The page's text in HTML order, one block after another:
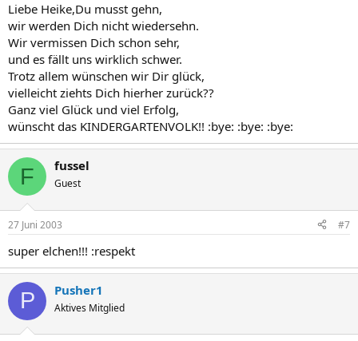
Liebe Heike,Du musst gehn,
wir werden Dich nicht wiedersehn.
Wir vermissen Dich schon sehr,
und es fällt uns wirklich schwer.
Trotz allem wünschen wir Dir glück,
vielleicht ziehts Dich hierher zurück??
Ganz viel Glück und viel Erfolg,
wünscht das KINDERGARTENVOLK!! :bye: :bye: :bye:
F fussel
Guest
27 Juni 2003 #7
super elchen!!! :respekt
P Pusher1
Aktives Mitglied